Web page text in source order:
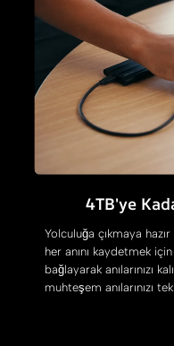
4TB'ye
Yolculuğa çıkmaya hazır
her anını kaydetmek
bağlayarak anılarınızı
muhteşem anılarınızı